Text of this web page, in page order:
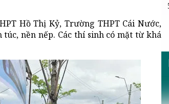
Hồ Thị Kỷ, Trường THPT Cái Nước,
nền nếp. Các thí sinh có mặt từ khá